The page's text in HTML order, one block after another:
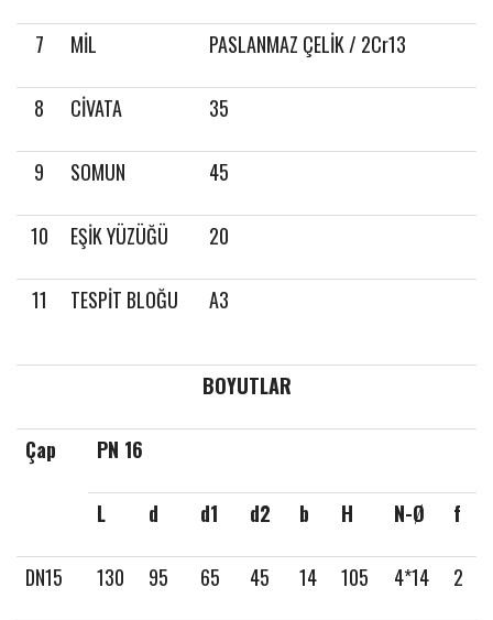
7 MİL PASLANMAZ ÇELİK / 2Cr13
8 CİVATA 35
9 SOMUN 45
10 EŞİK YÜZÜĞÜ 20
11 TESPİT BLOĞU A3
BOYUTLAR
Çap PN 16
L d d1 d2 b H N-Ø f
DN15 130 95 65 45 14 105 4*14 2